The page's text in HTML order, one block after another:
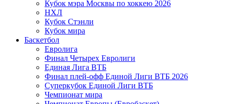
Кубок мэра Москвы по хоккею 2026
НХЛ
Кубок Стэнли
Кубок мира
Баскетбол
Евролига
Финал Четырех Евролиги
Единая Лига ВТБ
Финал плей-офф Единой Лиги ВТБ 2026
Суперкубок Единой Лиги ВТБ
Чемпионат мира